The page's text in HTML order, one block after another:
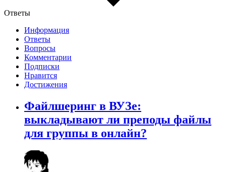
Ответы
Информация
Ответы
Вопросы
Комментарии
Подписки
Нравится
Достижения
Файлшеринг в ВУЗе:
выкладывают ли преподы файлы
для группы в онлайн?